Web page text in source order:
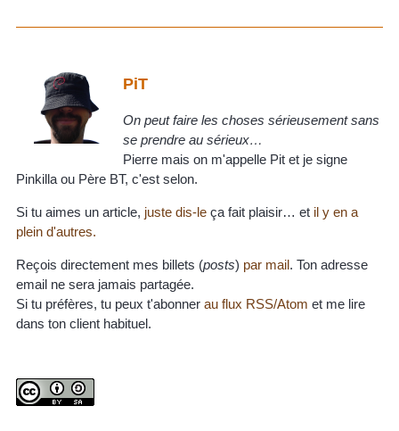
PiT
On peut faire les choses sérieusement sans
se prendre au sérieux…
Pierre mais on m'appelle Pit et je signe
Pinkilla ou Père BT, c'est selon.
Si tu aimes un article, juste dis-le ça fait plaisir… et il y en a
plein d'autres.
Reçois directement mes billets (posts) par mail. Ton adresse
email ne sera jamais partagée.
Si tu préfères, tu peux t'abonner au flux RSS/Atom et me lire
dans ton client habituel.